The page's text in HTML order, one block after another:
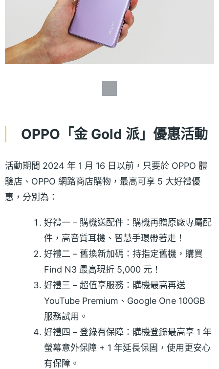
OPPO「金 Gold 派」優惠活動
活動期間 2024 年 1 月 16 日以前，只要於 OPPO 體
驗店、OPPO 網路商店購物，最高可享 5 大好禮優
惠，分別為：
好禮一 – 購機送配件：購機再贈原廠專屬配
件，高音質耳機、智慧手環帶著走！
好禮二 – 舊換新加碼：持指定舊機，購買
Find N3 最高現折 5,000 元！
好禮三 – 超值享服務：購機最高再送
YouTube Premium、Google One 100GB
服務試用。
好禮四 – 登錄有保障：購機登錄最高享 1 年
螢幕意外保障 + 1 年延長保固，使用更安心
有保障。